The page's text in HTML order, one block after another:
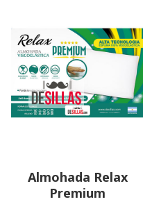
Almohada Relax
Premium